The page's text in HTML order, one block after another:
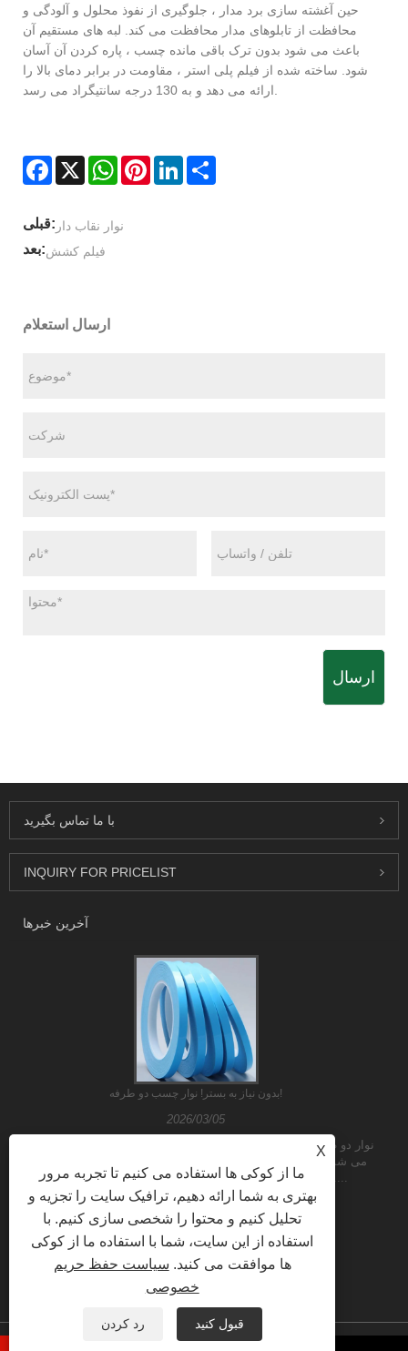
حین آغشته سازی برد مدار ، جلوگیری از نفوذ محلول و آلودگی و
محافظت از تابلوهای مدار محافظت می کند. لبه های مستقیم آن
باعث می شود بدون ترک باقی مانده چسب ، پاره کردن آن آسان
شود. ساخته شده از فیلم پلی استر ، مقاومت در برابر دمای بالا را
ارائه می دهد و به 130 درجه سانتیگراد می رسد.
Facebook
X WhatsAppPinterestLinkedIn
قبلی: نوار نقاب دار
بعد:فیلم کشش
ارسال استعلام
ارسال
با ما تماس بگیرید
INQUIRY FOR PRICELIST
آخرین خبرها
بدون نیاز به بستر! نوار چسب دو طرفه!
2026/03/05
نوار دو طرفه بدون بستر که به آن نوار نبافته یا نوار بدون پشتی نیز گفته
می شود، نوع خاصی از نوار است. بر خلاف نوارهای سنتی، فاقد بستر
است. در عوض، چسب دو طرفه به طور مستقیم به یک یا......
X
ما از کوکی ها استفاده می کنیم تا تجربه مرور
بهتری به شما ارائه دهیم، ترافیک سایت را تجزیه و
تحلیل کنیم و محتوا را شخصی سازی کنیم. با
استفاده از این سایت، شما با استفاده ما از کوکی
ها موافقت می کنید. سیاست حفظ حریم
خصوصی
رد کردن قبول کنید